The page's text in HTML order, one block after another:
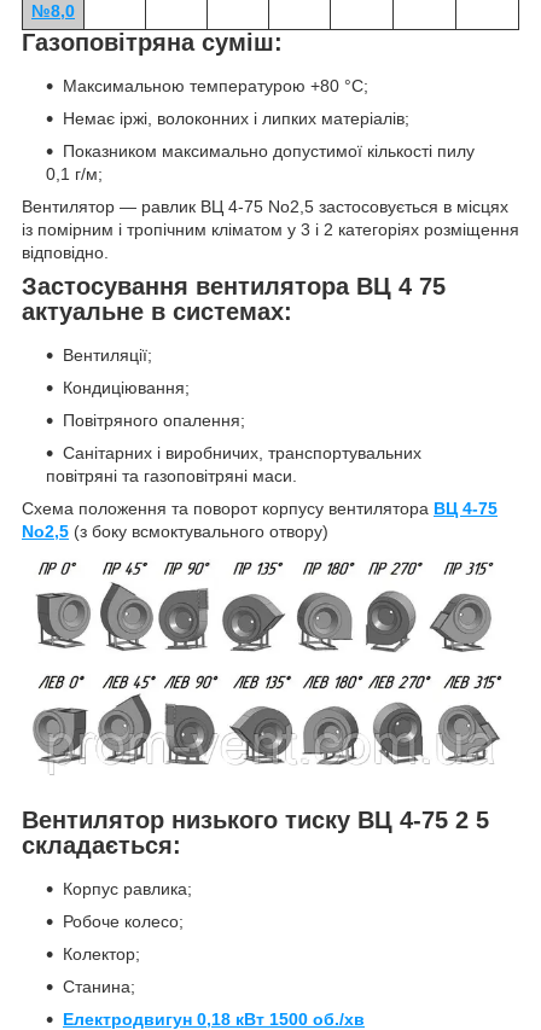
№8,0
Газоповітряна суміш:
Максимальною температурою +80 °C;
Немає іржі, волоконних і липких матеріалів;
Показником максимально допустимої кількості пилу
0,1 г/м;
Вентилятор — равлик ВЦ 4-75 No2,5 застосовується в місцях
із помірним і тропічним кліматом у 3 і 2 категоріях розміщення
відповідно.
Застосування вентилятора ВЦ 4 75
актуальне в системах:
Вентиляції;
Кондиціювання;
Повітряного опалення;
Санітарних і виробничих, транспортувальних
повітряні та газоповітряні маси.
Схема положення та поворот корпусу вентилятора ВЦ 4-75
No2,5 (з боку всмоктувального отвору)
Вентилятор низького тиску ВЦ 4-75 2 5
складається:
Корпус равлика;
Робоче колесо;
Колектор;
Станина;
Електродвигун 0,18 кВт 1500 об./хв